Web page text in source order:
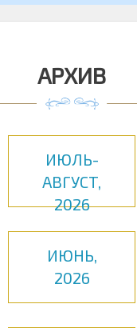
АРХИВ
ИЮЛЬ-
АВГУСТ,
2026
ИЮНЬ,
2026